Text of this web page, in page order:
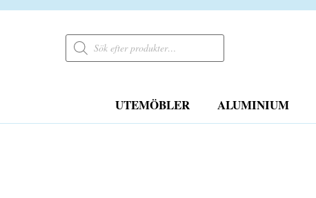
Products
search
UTEMÖBLER ALUMINIUM